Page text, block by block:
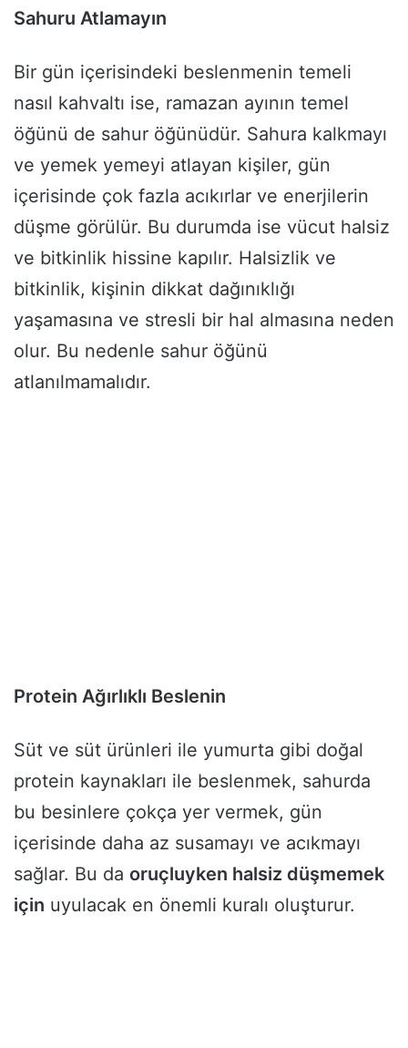
Sahuru Atlamayın
Bir gün içerisindeki beslenmenin temeli
nasıl kahvaltı ise, ramazan ayının temel
öğünü de sahur öğünüdür. Sahura kalkmayı
ve yemek yemeyi atlayan kişiler, gün
içerisinde çok fazla acıkırlar ve enerjilerin
düşme görülür. Bu durumda ise vücut halsiz
ve bitkinlik hissine kapılır. Halsizlik ve
bitkinlik, kişinin dikkat dağınıklığı
yaşamasına ve stresli bir hal almasına neden
olur. Bu nedenle sahur öğünü
atlanılmamalıdır.
Protein Ağırlıklı Beslenin
Süt ve süt ürünleri ile yumurta gibi doğal
protein kaynakları ile beslenmek, sahurda
bu besinlere çokça yer vermek, gün
içerisinde daha az susamayı ve acıkmayı
sağlar. Bu da oruçluyken halsiz düşmemek
için uyulacak en önemli kuralı oluşturur.